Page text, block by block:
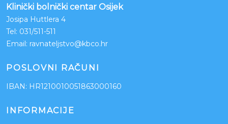
Klinički bolnički centar Osijek
Josipa Huttlera 4
Tel: 031/511-511
Email: ravnateljstvo@kbco.hr
POSLOVNI RAČUNI
IBAN: HR1210010051863000160
INFORMACIJE